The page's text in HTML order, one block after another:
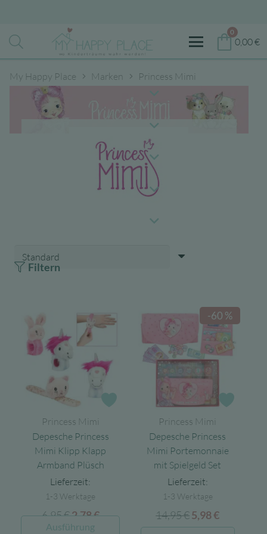
0
0,00€
My Happy Place Marken Princess Mimi
Filtern
Zur Wunschliste
Princess Mimi
Depesche Princess
Mimi Klipp Klapp
Armband Plüsch
Lieferzeit:
1-3 Werktage
6,95€Ursprünglicher
Preis
2,78€Aktueller
Ausführung
-60 %
Princess Mimi
Depesche Princess
Mimi Portemonnaie
mit Spielgeld Set
Lieferzeit:
1-3 Werktage
14,95€Ursprünglicher
Preis
5,98€Aktueller
Preis